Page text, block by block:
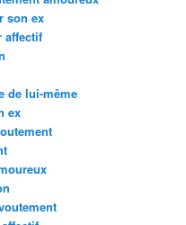
son ex
affectif
de lui-même
ex